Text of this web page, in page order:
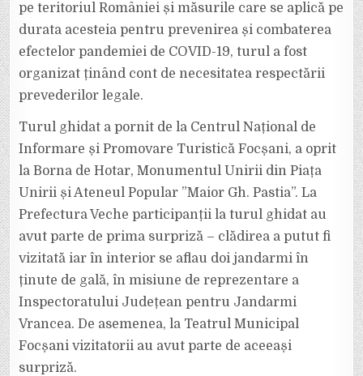
pe teritoriul României și măsurile care se aplică pe
durata acesteia pentru prevenirea și combaterea
efectelor pandemiei de COVID-19, turul a fost
organizat ținând cont de necesitatea respectării
prevederilor legale.
Turul ghidat a pornit de la Centrul Național de
Informare și Promovare Turistică Focșani, a oprit
la Borna de Hotar, Monumentul Unirii din Piața
Unirii și Ateneul Popular ”Maior Gh. Pastia”. La
Prefectura Veche participanții la turul ghidat au
avut parte de prima surpriză – clădirea a putut fi
vizitată iar în interior se aflau doi jandarmi în
ținute de gală, în misiune de reprezentare a
Inspectoratului Județean pentru Jandarmi
Vrancea. De asemenea, la Teatrul Municipal
Focșani vizitatorii au avut parte de aceeași
surpriză.